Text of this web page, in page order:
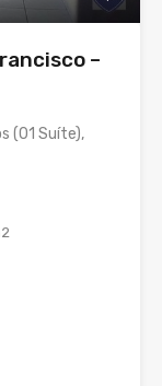
–
(01 Suíte),